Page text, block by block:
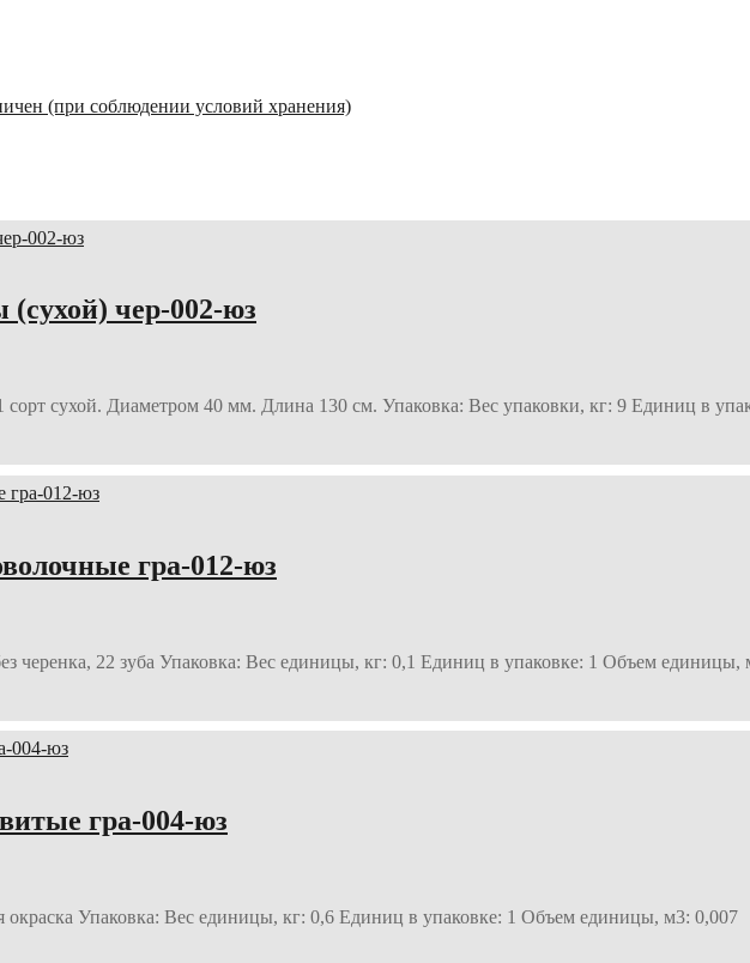
(при соблюдении условий хранения)
чер-002-юз
сорт сухой. Диаметром 40 мм. Длина 130 см. Упаковка: Вес упаковки, кг: 9 Единиц в
гра-012-юз
черенка, 22 зуба Упаковка: Вес единицы, кг: 0,1 Единиц в упаковке: 1 Объем единицы,
гра-004-юз
окраска Упаковка: Вес единицы, кг: 0,6 Единиц в упаковке: 1 Объем единицы, м3: 0,007